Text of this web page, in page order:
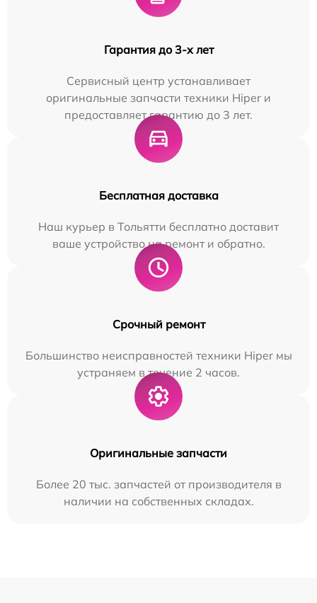
Гарантия до 3-х лет
Сервисный центр устанавливает
оригинальные запчасти техники Hiper и
предоставляет гарантию до 3 лет.
Бесплатная доставка
Наш курьер в Тольятти бесплатно доставит
ваше устройство на ремонт и обратно.
Срочный ремонт
Большинство неисправностей техники Hiper мы
устраняем в течение 2 часов.
Оригинальные запчасти
Более 20 тыс. запчастей от производителя в
наличии на собственных складах.